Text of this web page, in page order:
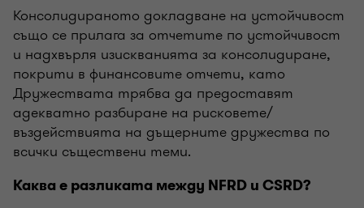
Консолидираното докладване на устойчивост
също се прилага за отчетите по устойчивост
и надхвърля изискванията за консолидиране,
покрити в финансовите отчети, като
Дружествата трябва да предоставят
адекватно разбиране на рисковете/
въздействията на дъщерните дружества по
всички съществени теми.
Каква е разликата между NFRD и CSRD?